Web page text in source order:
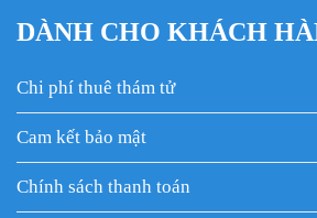
DÀNH CHO KHÁCH
Chi phí thuê thám tử
Cam kết bảo mật
Chính sách thanh toán